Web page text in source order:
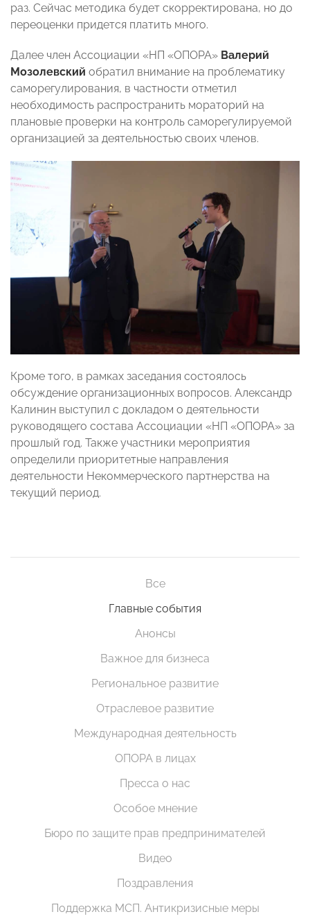
раз. Сейчас методика будет скорректирована, но до
переоценки придется платить много.
Далее член Ассоциации «НП «ОПОРА» Валерий
Мозолевский обратил внимание на проблематику
саморегулирования, в частности отметил
необходимость распространить мораторий на
плановые проверки на контроль саморегулируемой
организацией за деятельностью своих членов.
Кроме того, в рамках заседания состоялось
обсуждение организационных вопросов. Александр
Калинин выступил с докладом о деятельности
руководящего состава Ассоциации «НП «ОПОРА» за
прошлый год. Также участники мероприятия
определили приоритетные направления
деятельности Некоммерческого партнерства на
текущий период.
Все
Главные события
Анонсы
Важное для бизнеса
Региональное развитие
Отраслевое развитие
Международная деятельность
ОПОРА в лицах
Пресса о нас
Особое мнение
Бюро по защите прав предпринимателей
Видео
Поздравления
Поддержка МСП. Антикризисные меры